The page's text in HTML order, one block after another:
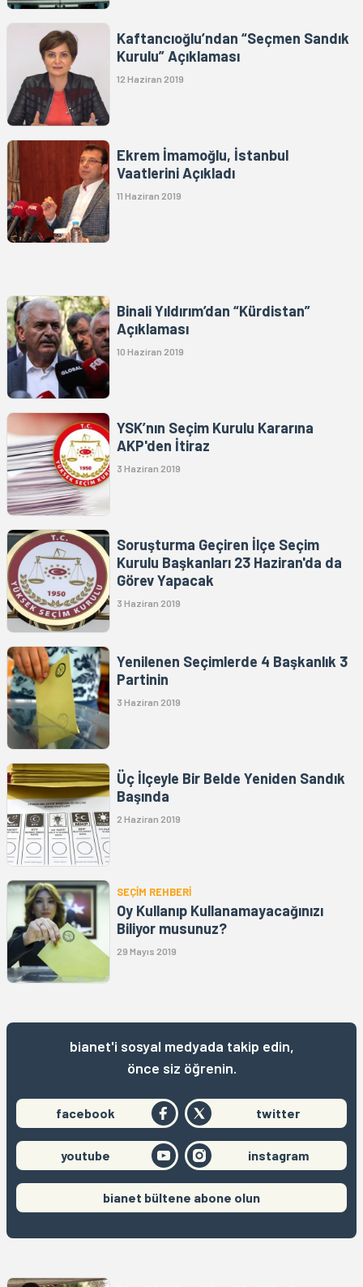
Kaftancıoğlu’ndan “Seçmen Sandık
Kurulu” Açıklaması
12 Haziran 2019
Ekrem İmamoğlu, İstanbul
Vaatlerini Açıkladı
11 Haziran 2019
Binali Yıldırım’dan “Kürdistan”
Açıklaması
10 Haziran 2019
YSK’nın Seçim Kurulu Kararına
AKP'den İtiraz
3 Haziran 2019
Soruşturma Geçiren İlçe Seçim
Kurulu Başkanları 23 Haziran'da da
Görev Yapacak
3 Haziran 2019
Yenilenen Seçimlerde 4 Başkanlık 3
Partinin
3 Haziran 2019
Üç İlçeyle Bir Belde Yeniden Sandık
Başında
2 Haziran 2019
SEÇİM REHBERİ
Oy Kullanıp Kullanamayacağınızı
Biliyor musunuz?
29 Mayıs 2019
bianet'i sosyal medyada takip edin,
önce siz öğrenin.
facebook twitter
youtube instagram
bianet bültene abone olun